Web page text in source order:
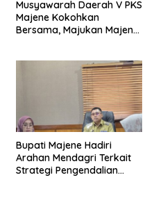
Musyawarah Daerah V PKS
Majene Kokohkan
Bersama, Majukan Majene
Bupati Majene Hadiri
Arahan Mendagri Terkait
Strategi Pengendalian